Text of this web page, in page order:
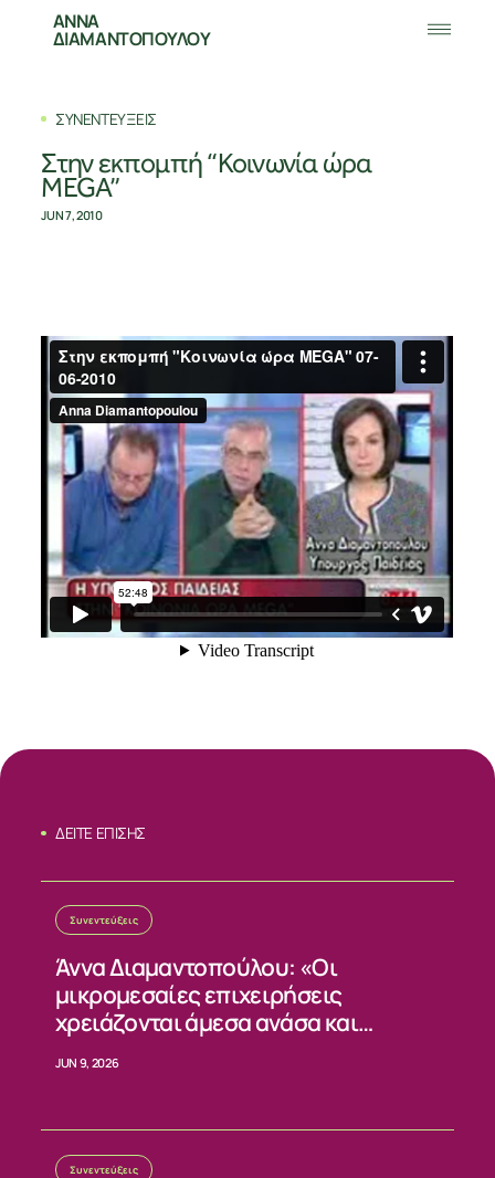
ΣΧΕΤΙΚΑ
ΝΕΑ
ΕΠΙΚΟΙΝΩΝΙΑ
ΑΝΝΑ
ΔΙΑΜΑΝΤΟΠΟΥΛΟΥ
ΣΥΝΕΝΤΕΥΞΕΙΣ
Στην εκπομπή “Κοινωνία ώρα
MEGA”
JUN 7, 2010
ΔΕΙΤΕ ΕΠΙΣΗΣ
Συνεντεύξεις
Άννα Διαμαντοπούλου: «Οι
μικρομεσαίες επιχειρήσεις
χρειάζονται άμεσα ανάσα και
JUN 9, 2026
Συνεντεύξεις